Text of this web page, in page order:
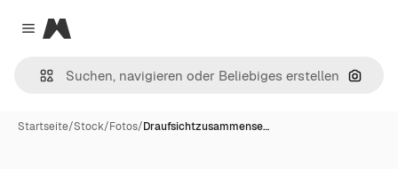
Close menu
Magnific
Nach
Startseite/Stock/Fotos/Draufsichtzusammense…